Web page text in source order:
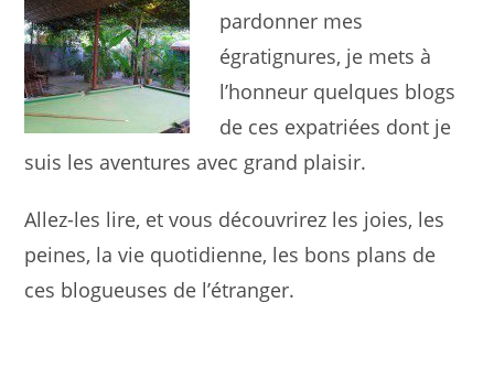
pardonner mes
égratignures, je mets à
l’honneur quelques blogs
de ces expatriées dont je
suis les aventures avec grand plaisir.
Allez-les lire, et vous découvrirez les joies, les
peines, la vie quotidienne, les bons plans de
ces blogueuses de l’étranger.